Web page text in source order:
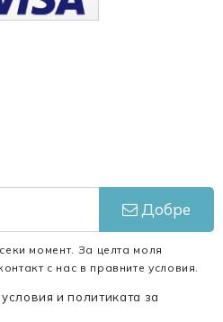
Добре
момент. За целта моля
с нас в правните условия.
и политиката за